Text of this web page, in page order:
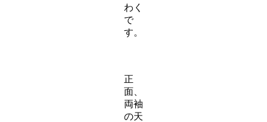
わく
で
す。
正
面、
両袖
の天